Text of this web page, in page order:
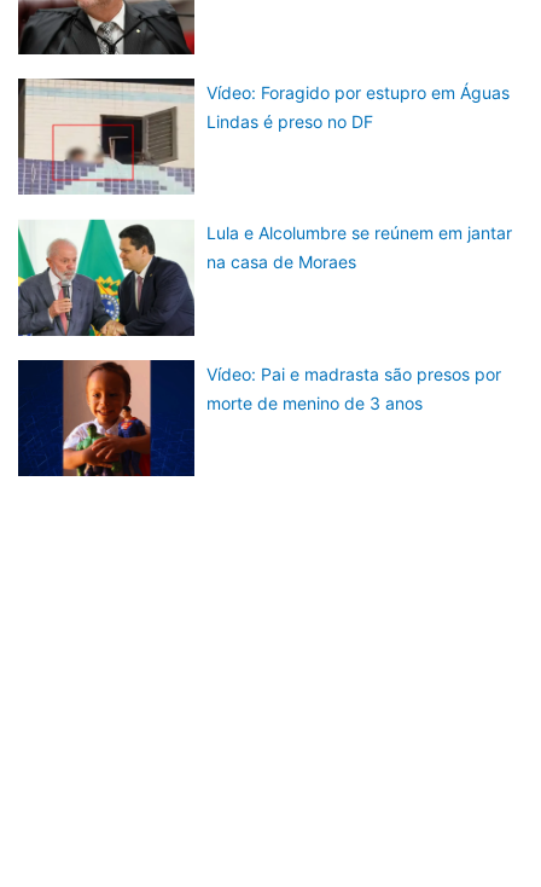
Vídeo: Foragido por estupro em Águas
Lindas é preso no DF
Lula e Alcolumbre se reúnem em jantar
na casa de Moraes
Vídeo: Pai e madrasta são presos por
morte de menino de 3 anos